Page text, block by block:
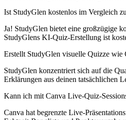
Ist StudyGlen kostenlos im Vergleich
Ja! StudyGlen bietet eine großzügige
StudyGlens KI-Quiz-Erstellung ist
Erstellt StudyGlen visuelle Quizze wie
StudyGlen konzentriert sich auf die
Erklärungen aus deinen tatsächlichen
Kann ich mit Canva Live-Quiz-
Canva hat begrenzte Live-